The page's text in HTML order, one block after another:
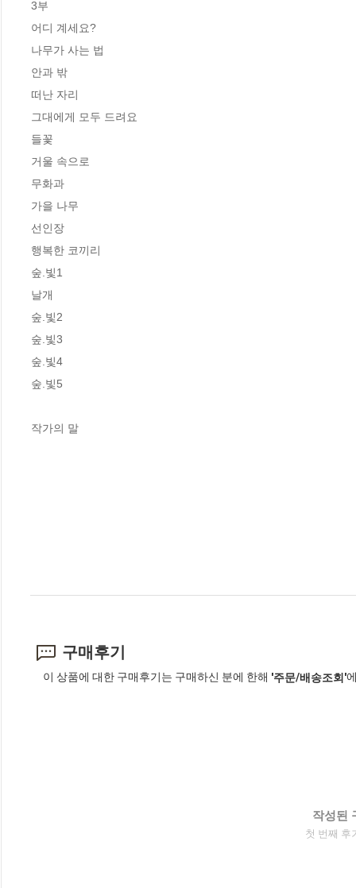
3부
어디 계세요?
나무가 사는 법
안과 밖
떠난 자리
그대에게 모두 드려요
들꽃
거울 속으로
무화과
가을 나무
선인장
행복한 코끼리
숲.빛1
날개
숲.빛2
숲.빛3
숲.빛4
숲.빛5
작가의 말
구매후기
이 상품에 대한 구매후기는 구매하신 분에 한해 '주문/배송조회'
작성된
첫 번째 후